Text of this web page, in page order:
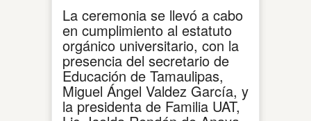
La ceremonia se llevó a cabo
en cumplimiento al estatuto
orgánico universitario, con la
presencia del secretario de
Educación de Tamaulipas,
Miguel Ángel Valdez García, y
la presidenta de Familia UAT,